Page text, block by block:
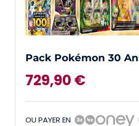
Pack Pokémon 30
729,90 €
OU PAYER EN